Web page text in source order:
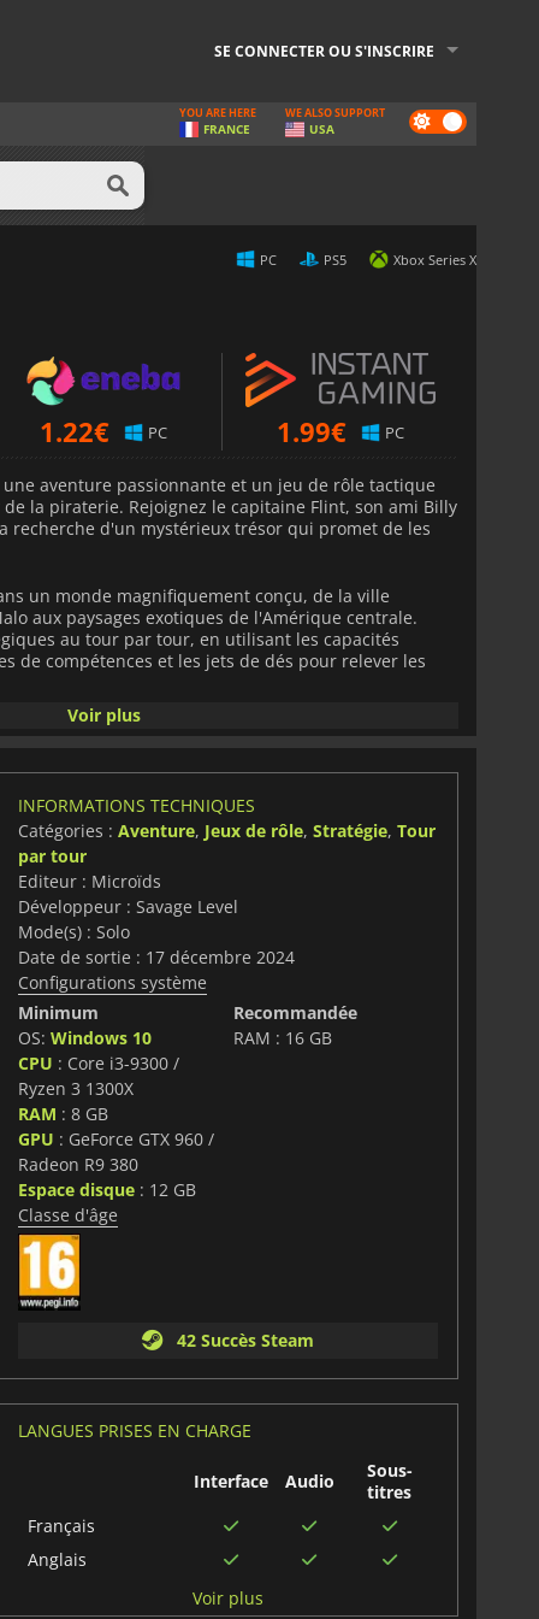
SE CONNECTER OU S'INSCRIRE
Dark
mode
YOU ARE HERE
FRANCE
WE ALSO SUPPORT
USA
PC PS5 Xbox Series X
1.22€ PC 1.99€ PC
une aventure passionnante et un jeu de rôle tactique
la piraterie. Rejoignez le capitaine Flint, son ami Billy
recherche d'un mystérieux trésor qui promet de les
un monde magnifiquement conçu, de la ville
aux paysages exotiques de l'Amérique centrale.
au tour par tour, en utilisant les capacités
de compétences et les jets de dés pour relever les
type bande dessinée, le jeu offre une expérience
y compris les costumes et les armes.
divers environnements dans l'ultime aventure pirate
Voir plus
INFORMATIONS TECHNIQUES
Catégories : Aventure, Jeux de rôle, Stratégie, Tour
par tour
Editeur : Microïds
Développeur : Savage Level
Mode(s) : Solo
Date de sortie : 17 décembre 2024
Configurations système
Minimum
OS: Windows 10
CPU : Core i3-9300 /
Ryzen 3 1300X
RAM : 8 GB
GPU : GeForce GTX 960 /
Radeon R9 380
Espace disque: 12 GB
Recommandée
RAM : 16 GB
Classe d'âge
42 Succès Steam
LANGUES PRISES EN CHARGE
Interface Audio
Sous-
titres
Français
Anglais
Voir plus